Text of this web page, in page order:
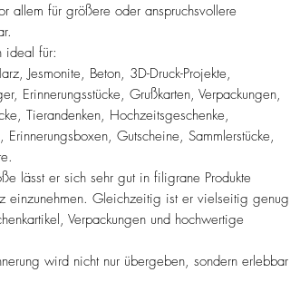
allem für größere oder anspruchsvollere
ideal für:
Jesmonite, Beton, 3D-Druck-Projekte,
Erinnerungsstücke, Grußkarten, Verpackungen,
Tierandenken, Hochzeitsgeschenke,
Erinnerungsboxen, Gutscheine, Sammlerstücke,
lässt er sich sehr gut in filigrane Produkte
einzunehmen. Gleichzeitig ist er vielseitig genug
Verpackungen und hochwertige
wird nicht nur übergeben, sondern erlebbar